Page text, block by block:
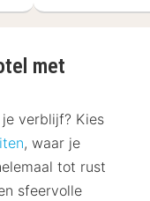
met
verblijf? Kies
, waar je
tot rust
sfeervolle